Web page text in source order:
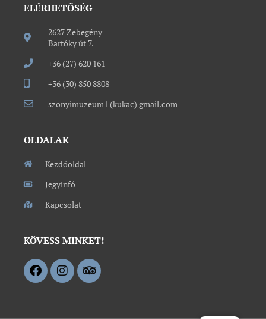
ELÉRHETŐSÉG
2627 Zebegény
Bartóky út 7.
+36 (27) 620 161
+36 (30) 850 8808
szonyimuzeum1 (kukac) gmail.com
OLDALAK
Kezdőoldal
Jegyinfó
Kapcsolat
KÖVESS MINKET!